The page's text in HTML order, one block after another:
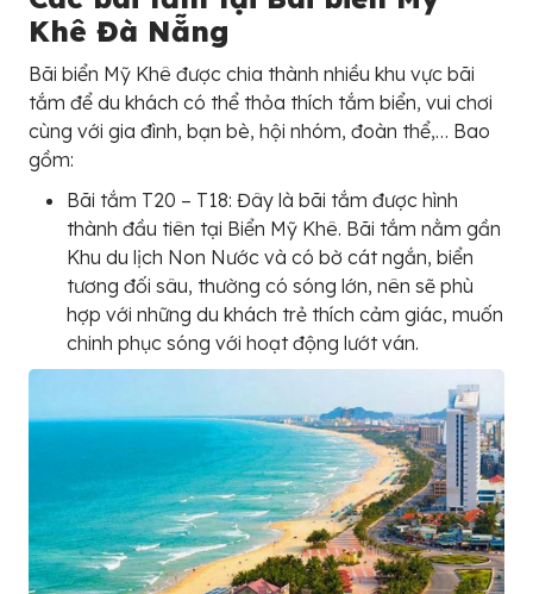
Khê Đà Nẵng
Bãi biển Mỹ Khê được chia thành nhiều khu vực bãi
tắm để du khách có thể thỏa thích tắm biển, vui chơi
cùng với gia đình, bạn bè, hội nhóm, đoàn thể,… Bao
gồm:
Bãi tắm T20 – T18: Đây là bãi tắm được hình
thành đầu tiên tại Biển Mỹ Khê. Bãi tắm nằm gần
Khu du lịch Non Nước và có bờ cát ngắn, biển
tương đối sâu, thường có sóng lớn, nên sẽ phù
hợp với những du khách trẻ thích cảm giác, muốn
chinh phục sóng với hoạt động lướt ván.